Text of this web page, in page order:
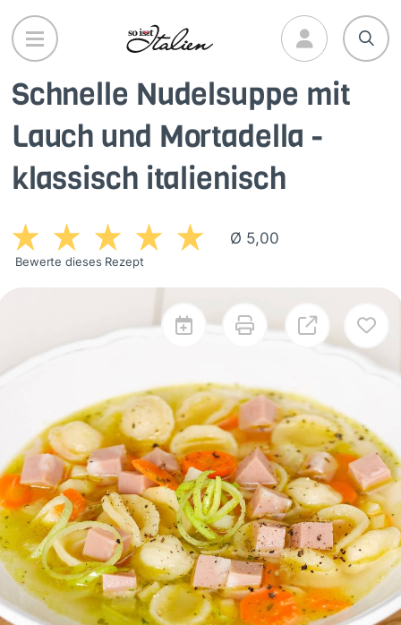
Direkt
zum
Inhalt
Schnelle Nudelsuppe mit
Lauch und Mortadella -
klassisch italienisch
Ø 5,00
Bewerte dieses Rezept